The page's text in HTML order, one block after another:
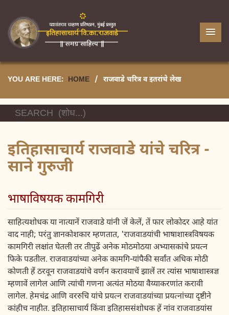
YOU ARE HERE: HOME / राजवाडे चरित्र व इतरांचे लेख
इतिहासाचार्य राजवाडे यांचे चरित्र -
साने गुरुजी
भाषाविषयक कामगिरी
साहित्यशोधक या नात्यानें राजवाडे यांनी जें केलें, तें फार लोकोदर आहे यांत
वाद नाही; परंतु ज्ञानकोशकार म्हणतात, 'राजवाडयांची भाषाशास्त्रविषयक
कामगिरी लक्षांत घेतली तर तीपुढें अनेक मोठमोठया अभ्यासकांचे प्रयत्न
फिके पडतील. राजवाडयांच्या अनेक कामगि-यांपैकी सर्वांत अधिक मोठी
कोणती हें ठरवून राजवाडयांचे वर्णन करावयाचें झालें तर त्यांस भाषाशास्त्रज्ञ
म्हणावें लागेल आणि त्यांची गणना अत्यंत मोठया वैय्याकरणांत करावी
लागेल. हेमचंद्र आणि वररुचि यांचे प्रयत्न राजवाडयांच्या प्रयत्नांच्या दृष्टीने
कांहीच नाहीत. इतिहासाचार्य किंवा इतिहाससंशोधक हें नांव राजवाडयांस